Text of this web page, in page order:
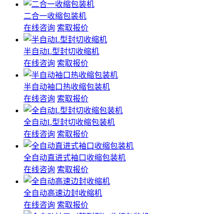
二合一收缩包装机
在线咨询 索取报价
半自动L型封切收缩机
在线咨询 索取报价
半自动袖口热收缩包装机
在线咨询 索取报价
全自动L型封切收缩包装机
在线咨询 索取报价
全自动直进式袖口收缩包装机
在线咨询 索取报价
全自动高速边封收缩机
在线咨询 索取报价